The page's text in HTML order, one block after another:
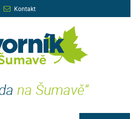
Kontakt
na Šumavě“